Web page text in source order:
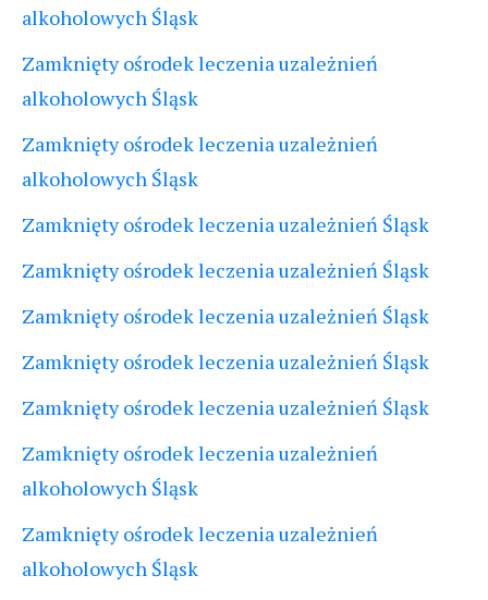
alkoholowych Śląsk
Zamknięty ośrodek leczenia uzależnień
alkoholowych Śląsk
Zamknięty ośrodek leczenia uzależnień
alkoholowych Śląsk
Zamknięty ośrodek leczenia uzależnień Śląsk
Zamknięty ośrodek leczenia uzależnień Śląsk
Zamknięty ośrodek leczenia uzależnień Śląsk
Zamknięty ośrodek leczenia uzależnień Śląsk
Zamknięty ośrodek leczenia uzależnień Śląsk
Zamknięty ośrodek leczenia uzależnień
alkoholowych Śląsk
Zamknięty ośrodek leczenia uzależnień
alkoholowych Śląsk